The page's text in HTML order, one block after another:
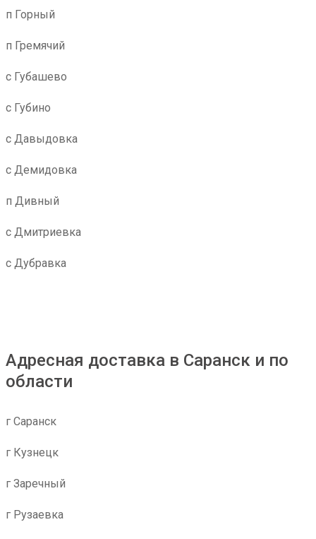
п Горный
п Гремячий
с Губашево
с Губино
с Давыдовка
с Демидовка
п Дивный
с Дмитриевка
с Дубравка
Адресная доставка в Саранск и по
области
г Саранск
г Кузнецк
г Заречный
г Рузаевка